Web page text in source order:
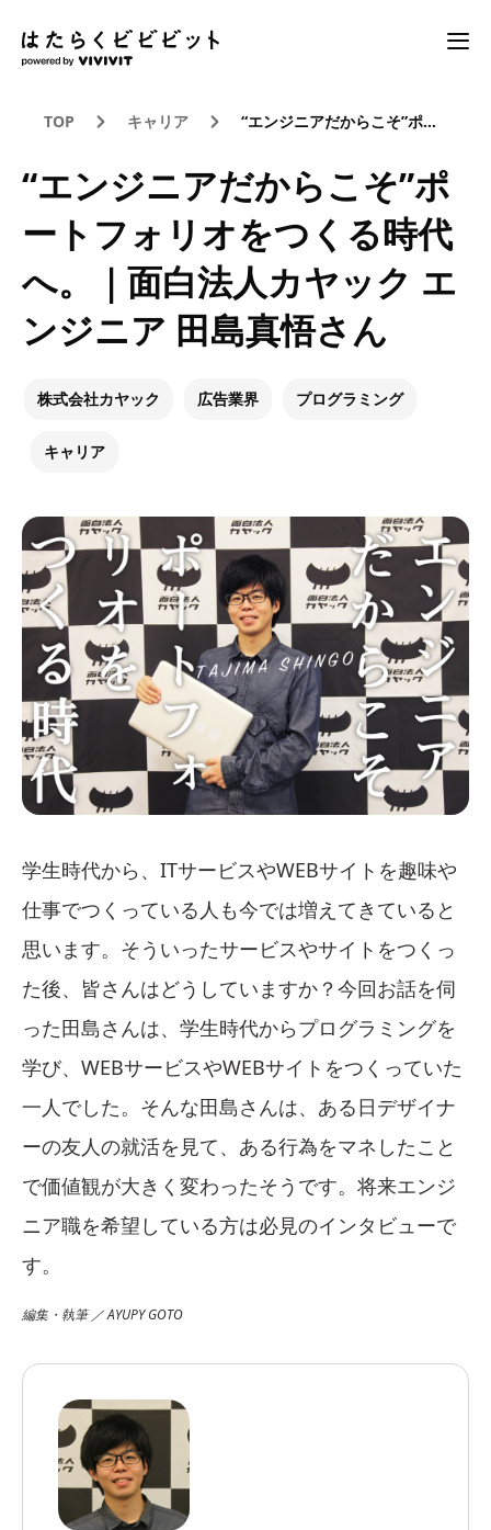
TOP キャリア “エンジニアだからこそ”ポートフォリオをつくる時代へ。｜面白法人カヤック エンジニア 田島真悟さん
“エンジニアだからこそ”ポ
ートフォリオをつくる時代
へ。｜面白法人カヤック エ
ンジニア 田島真悟さん
株式会社カヤック 広告業界 プログラミング
キャリア
学生時代から、ITサービスやWEBサイトを趣味や
仕事でつくっている人も今では増えてきていると
思います。そういったサービスやサイトをつくっ
た後、皆さんはどうしていますか？今回お話を伺
った田島さんは、学生時代からプログラミングを
学び、WEBサービスやWEBサイトをつくっていた
一人でした。そんな田島さんは、ある日デザイナ
ーの友人の就活を見て、ある行為をマネしたこと
で価値観が大きく変わったそうです。将来エンジ
ニア職を希望している方は必見のインタビューで
す。
編集・執筆 ／ AYUPY GOTO